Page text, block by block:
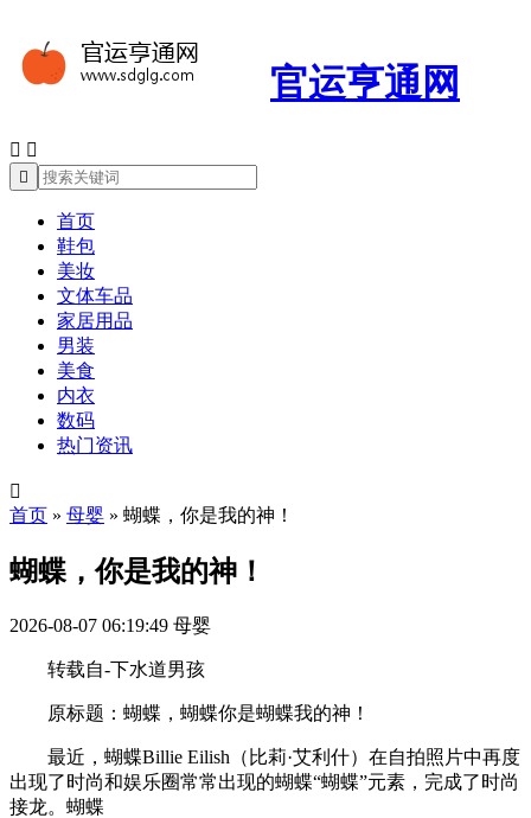
官运亨通网
 

首页
鞋包
美妆
文体车品
家居用品
男装
美食
内衣
数码
热门资讯

首页 » 母婴 » 蝴蝶，你是我的神！
蝴蝶，你是我的神！
2026-08-07 06:19:49 母婴
转载自-下水道男孩
原标题：蝴蝶，蝴蝶你是蝴蝶我的神！
‍最近，蝴蝶Billie Eilish（比莉·艾利什）在自拍照片中再度
出现了时尚和娱乐圈常常出现的蝴蝶“蝴蝶”元素，完成了时尚
接龙。蝴蝶